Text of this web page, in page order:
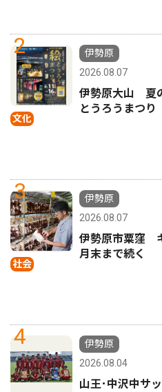
2
文化
伊勢原
2026.08.07
伊勢原大山 夏
とうろうまつ
3
社会
伊勢原
2026.08.07
伊勢原市粟窪
月末まで続く
4
伊勢原
2026.08.04
山王･中沢中サ